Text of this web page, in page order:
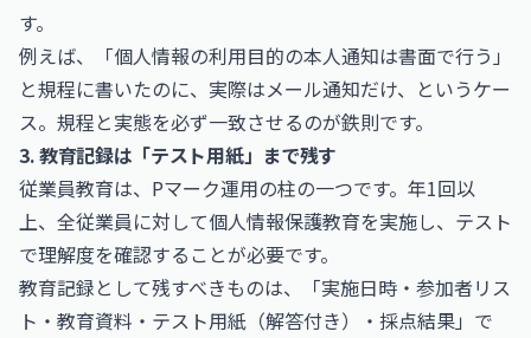
す。
例えば、「個人情報の利用目的の本人通知は書面で行う」
と規程に書いたのに、実際はメール通知だけ、というケー
ス。規程と実態を必ず一致させるのが鉄則です。
3. 教育記録は「テスト用紙」まで残す
従業員教育は、Pマーク運用の柱の一つです。年1回以
上、全従業員に対して個人情報保護教育を実施し、テスト
で理解度を確認することが必要です。
教育記録として残すべきものは、「実施日時・参加者リス
ト・教育資料・テスト用紙（解答付き）・採点結果」で